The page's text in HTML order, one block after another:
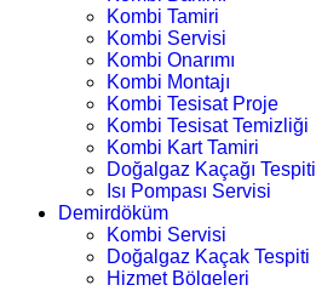
Kombi Tamiri
Kombi Servisi
Kombi Onarımı
Kombi Montajı
Kombi Tesisat Proje
Kombi Tesisat Temizliği
Kombi Kart Tamiri
Doğalgaz Kaçağı Tespiti
Isı Pompası Servisi
Demirdöküm
Kombi Servisi
Doğalgaz Kaçak Tespiti
Hizmet Bölgeleri